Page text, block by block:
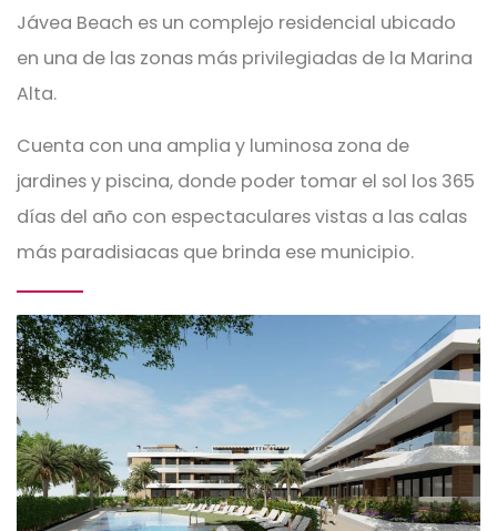
Jávea Beach es un complejo residencial ubicado
en una de las zonas más privilegiadas de la Marina
Alta.
Cuenta con una amplia y luminosa zona de
jardines y piscina, donde poder tomar el sol los 365
días del año con espectaculares vistas a las calas
más paradisiacas que brinda ese municipio.
Imagen